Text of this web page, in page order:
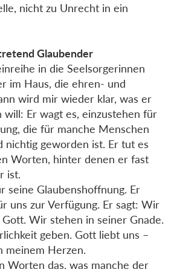
nicht zu Unrecht in ein
Glaubender
in die Seelsorgerinnen
im Haus, die ehren- und
wird mir wieder klar, was er
Er wagt es, einzustehen für
die für manche Menschen
nichtig geworden ist. Er tut es
Worten, hinter denen er fast
ist.
seine Glaubenshoffnung. Er
uns zur Verfügung. Er sagt: Wir
Wir stehen in seiner Gnade.
geben. Gott liebt uns –
meinem Herzen.
Worten das, was manche der